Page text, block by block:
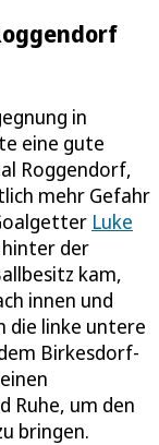
in
eine gute
Roggendorf,
mehr Gefahr
Luke
hinter der
kam,
innen und
die linke untere
Birkesdorf-
Ruhe, um den
bringen.